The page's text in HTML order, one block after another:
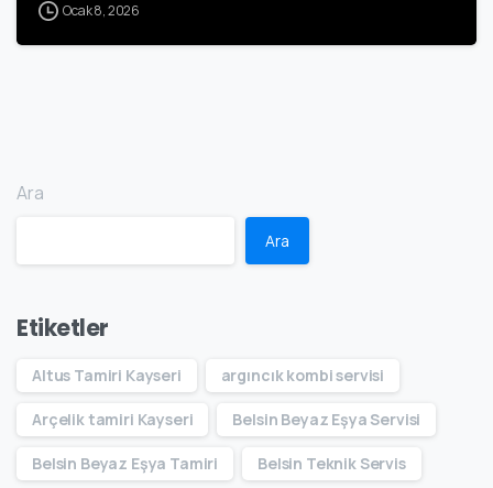
Ocak 8, 2026
Ara
Ara
Etiketler
Altus Tamiri Kayseri argıncık kombi servisi
Arçelik tamiri Kayseri Belsin Beyaz Eşya Servisi
Belsin Beyaz Eşya Tamiri Belsin Teknik Servis